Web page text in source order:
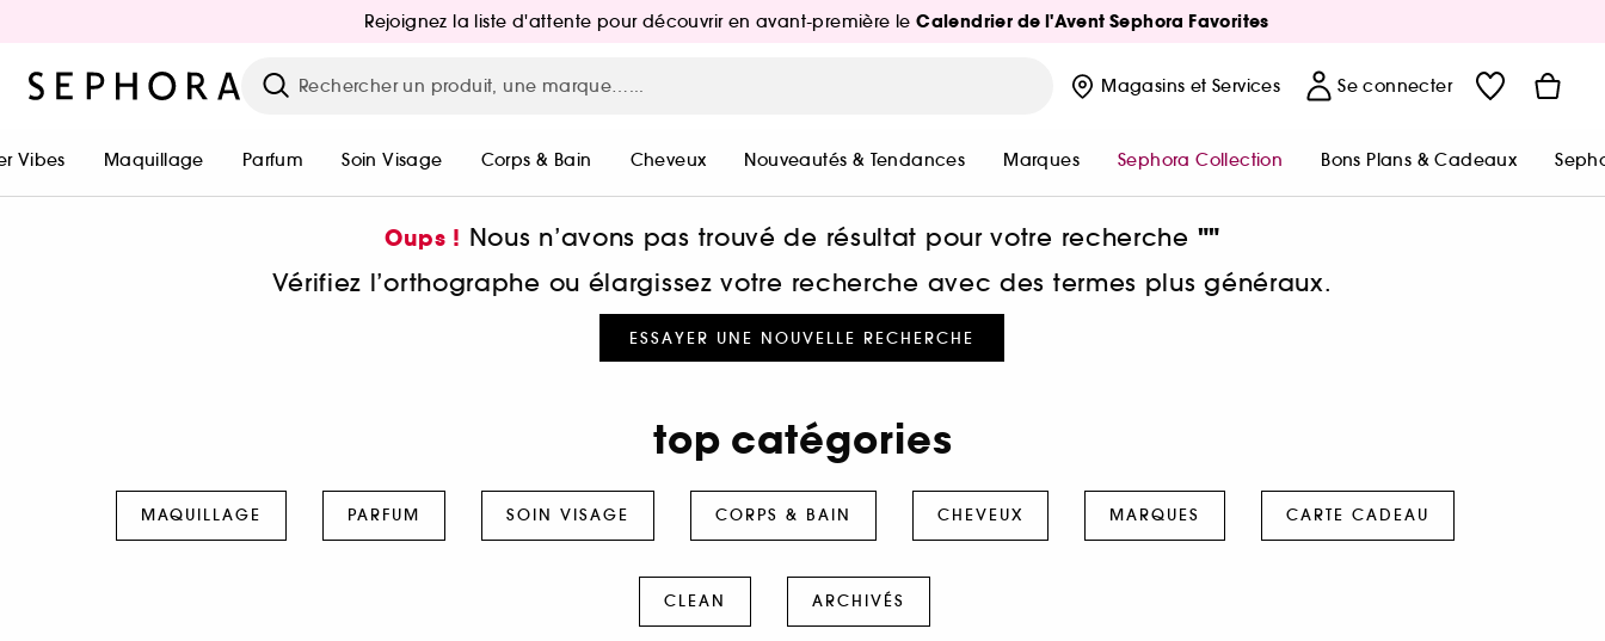
Rejoignez la liste d'attente pour découvrir en avant-première leCalendrier de l'Avent Sephora Favorites
Magasins et Services Se connecter
Vibes Maquillage Parfum Soin Visage Corps & Bain Cheveux Nouveautés & Tendances Marques Sephora Collection Bons Plans & Cadeaux
Oups ! Nous n’avons pas trouvé de résultat pour votre recherche ""
Vérifiez l’orthographe ou élargissez votre recherche avec des termes plus généraux.
ESSAYER UNE NOUVELLE RECHERCHE
top catégories
MAQUILLAGE PARFUM SOIN VISAGE CORPS & BAIN CHEVEUX MARQUES CARTE CADEAU
CLEAN ARCHIVÉS